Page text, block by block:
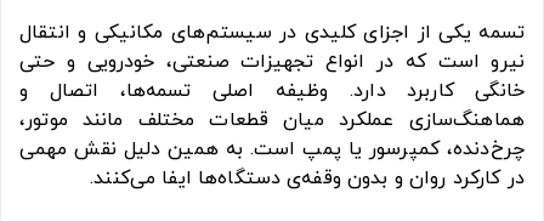
تسمه یکی از اجزای کلیدی در سیستم‌های مکانیکی و انتقال
نیرو است که در انواع تجهیزات صنعتی، خودرویی و حتی
خانگی کاربرد دارد. وظیفه اصلی تسمه‌ها، اتصال و
هماهنگ‌سازی عملکرد میان قطعات مختلف مانند موتور،
چرخ‌دنده، کمپرسور یا پمپ است. به همین دلیل نقش مهمی
در کارکرد روان و بدون وقفه‌ی دستگاه‌ها ایفا می‌کنند.